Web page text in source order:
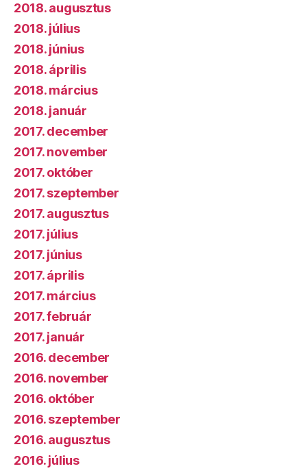
2018. augusztus
2018. július
2018. június
2018. április
2018. március
2018. január
2017. december
2017. november
2017. október
2017. szeptember
2017. augusztus
2017. július
2017. június
2017. április
2017. március
2017. február
2017. január
2016. december
2016. november
2016. október
2016. szeptember
2016. augusztus
2016. július